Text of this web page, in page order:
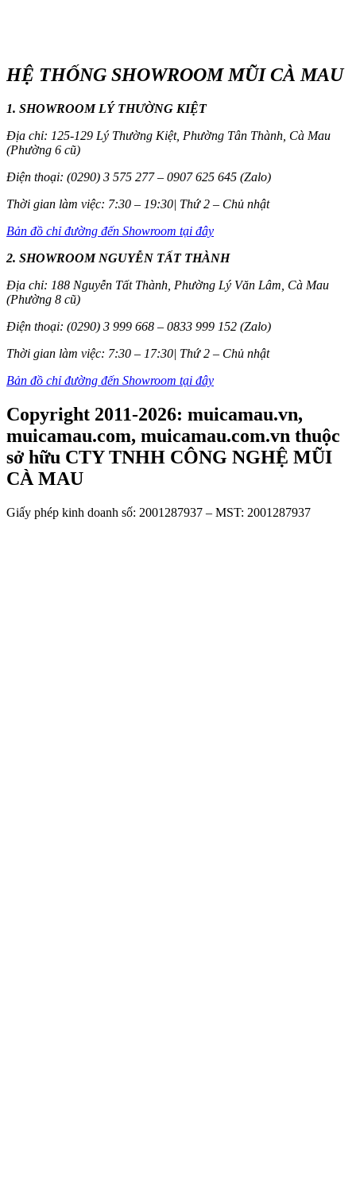
HỆ THỐNG SHOWROOM MŨI CÀ MAU
1. SHOWROOM LÝ THƯỜNG KIỆT
Địa chỉ: 125-129 Lý Thường Kiệt, Phường Tân Thành, Cà Mau
(Phường 6 cũ)
Điện thoại: (0290) 3 575 277 – 0907 625 645 (Zalo)
Thời gian làm việc: 7:30 – 19:30| Thứ 2 – Chủ nhật
Bản đồ chỉ đường đến Showroom tại đây
2. SHOWROOM NGUYỄN TẤT THÀNH
Địa chỉ: 188 Nguyễn Tất Thành, Phường Lý Văn Lâm, Cà Mau
(Phường 8 cũ)
Điện thoại: (0290) 3 999 668 – 0833 999 152 (Zalo)
Thời gian làm việc: 7:30 – 17:30| Thứ 2 – Chủ nhật
Bản đồ chỉ đường đến Showroom tại đây
Copyright 2011-2026: muicamau.vn,
muicamau.com, muicamau.com.vn thuộc
sở hữu CTY TNHH CÔNG NGHỆ MŨI
CÀ MAU
Giấy phép kinh doanh số: 2001287937 – MST: 2001287937